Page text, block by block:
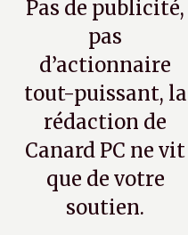
Pas de publicité,
pas
d’actionnaire
tout-puissant, la
rédaction de
Canard PC ne vit
que de votre
soutien.